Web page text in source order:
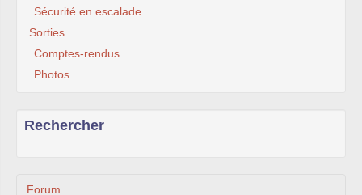
Sécurité en escalade
Sorties
Comptes-rendus
Photos
Rechercher
Forum